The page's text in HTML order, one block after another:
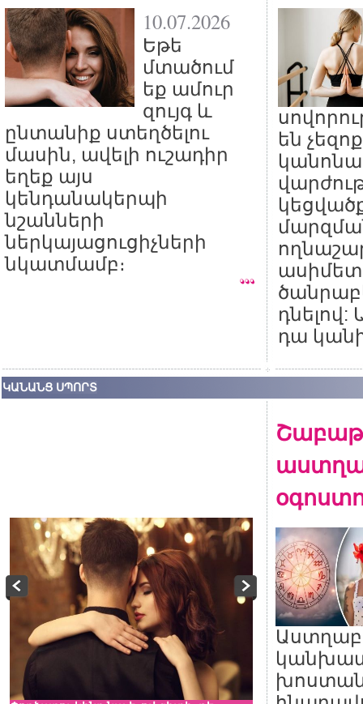
10.07.2026
Եթե
մտածում
եք ամուր
զույգ և
ընտանիք ստեղծելու
մասին, ավելի ուշադիր
եղեք այս
կենդանակերպի
նշանների
ներկայացուցիչների
նկատմամբ։
են
դնելով:
դա
ԿԱՆԱՆՑ ՍՊՈՐՏ